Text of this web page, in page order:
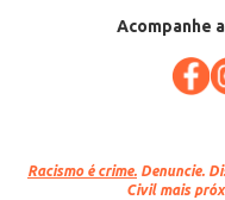
Acompanhe
Racismo é crime. Denuncie.
Civil mais